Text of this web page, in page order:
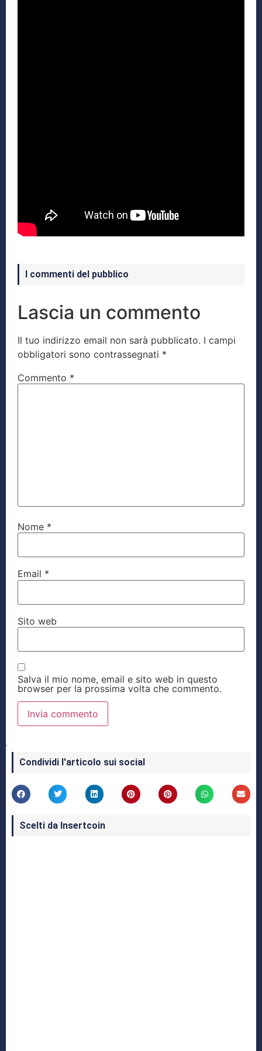
I commenti del pubblico
Lascia un commento
Il tuo indirizzo email non sarà pubblicato. I campi
obbligatori sono contrassegnati *
Commento *
Nome *
Email *
Sito web
Salva il mio nome, email e sito web in questo
browser per la prossima volta che commento.
Condividi l'articolo sui social
Scelti da Insertcoin